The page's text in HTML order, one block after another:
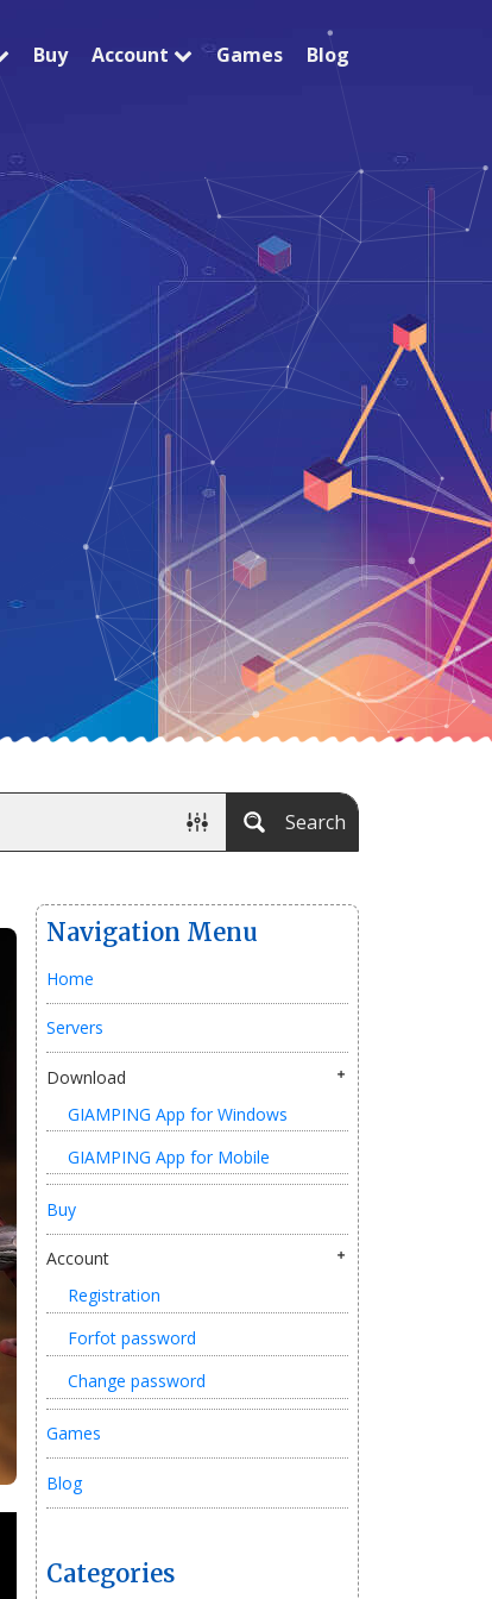
Buy Account Games Blog
Search
Navigation Menu
Home
Servers
Download
GIAMPING App for Windows
GIAMPING App for Mobile
Buy
Account
Registration
Forfot password
Change password
Games
Blog
Categories